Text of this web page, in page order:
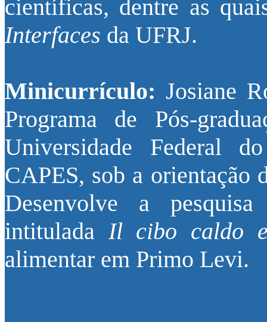
científicas, dentre as
Interfaces da UFRJ.
Minicurrículo: Josiane
Programa de Pós-
Universidade Federal
CAPES, sob a orientação
Desenvolve a
intitulada Il cibo caldo
alimentar em Primo Levi.